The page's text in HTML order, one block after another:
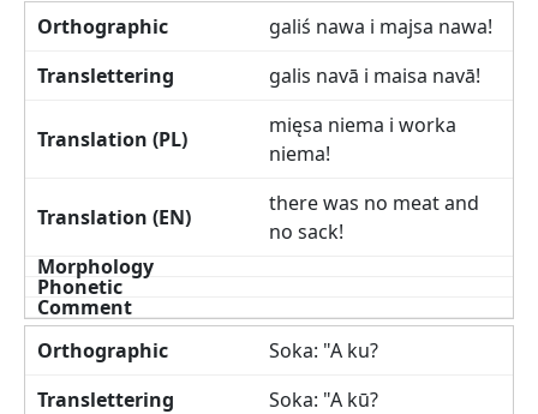
galiś nawa i majsa nawa!
galis navā i maisa navā!
mięsa niema i worka
niema!
there was no meat and
no sack!
Soka: "A ku?
Soka: "A kū?